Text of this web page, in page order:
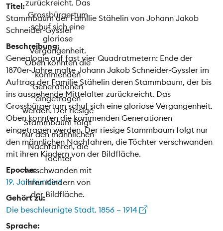
Titel:
Stammbaum der Familie Stähelin von Johann Jakob
Schneider-Gyssler
Beschreibung:
Genealogie auf fast vier Quadratmetern: Ende der
1870er-Jahre malte Johann Jakob Schneider-Gyssler im
Auftrag der Familie Stähelin deren Stammbaum, der bis
ins ausgehende Mittelalter zurückreicht. Das
Grossbürgertum schuf sich eine gloriose Vergangenheit.
Oben konnten die kommenden Generationen
eingetragen werden. Der riesige Stammbaum folgt nur
den männlichen Nachfahren, die Töchter verschwanden
mit ihren Kindern von der Bildfläche.
Epoche:
19. Jahrhundert
Gehört zu:
Die beschleunigte Stadt. 1856 – 1914
Sprache: